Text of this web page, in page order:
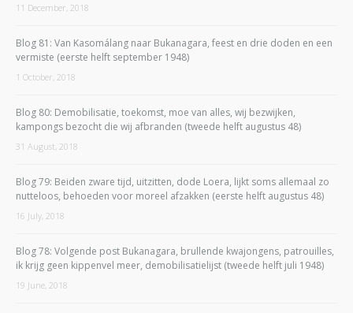
11 December, 2018
Blog 81: Van Kasomálang naar Bukanagara, feest en drie doden en een
vermiste (eerste helft september 1948)
1 October, 2018
Blog 80: Demobilisatie, toekomst, moe van alles, wij bezwijken,
kampongs bezocht die wij afbranden (tweede helft augustus 48)
31 August, 2018
Blog 79: Beiden zware tijd, uitzitten, dode Loera, lijkt soms allemaal zo
nutteloos, behoeden voor moreel afzakken (eerste helft augustus 48)
16 July, 2018
Blog 78: Volgende post Bukanagara, brullende kwajongens, patrouilles,
ik krijg geen kippenvel meer, demobilisatielijst (tweede helft juli 1948)
19 June, 2018